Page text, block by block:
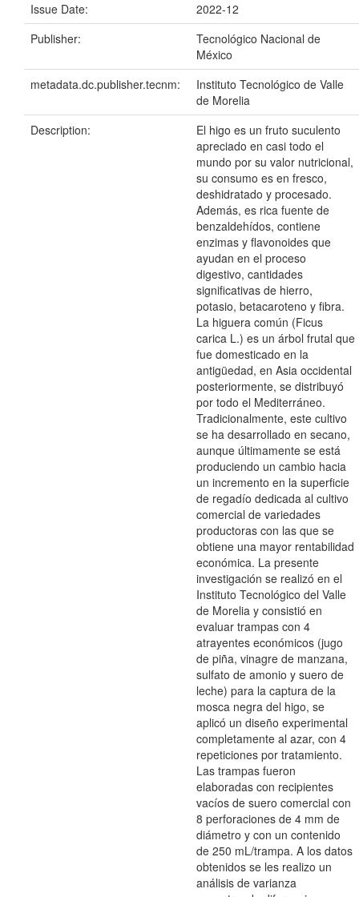
Issue Date:
2022-12
Publisher:
Tecnológico Nacional de
México
metadata.dc.publisher.tecnm:
Instituto Tecnológico de Valle
de Morelia
Description:
El higo es un fruto suculento
apreciado en casi todo el
mundo por su valor nutricional,
su consumo es en fresco,
deshidratado y procesado.
Además, es rica fuente de
benzaldehídos, contiene
enzimas y flavonoides que
ayudan en el proceso
digestivo, cantidades
significativas de hierro,
potasio, betacaroteno y fibra.
La higuera común (Ficus
carica L.) es un árbol frutal que
fue domesticado en la
antigüedad, en Asia occidental
posteriormente, se distribuyó
por todo el Mediterráneo.
Tradicionalmente, este cultivo
se ha desarrollado en secano,
aunque últimamente se está
produciendo un cambio hacia
un incremento en la superficie
de regadío dedicada al cultivo
comercial de variedades
productoras con las que se
obtiene una mayor rentabilidad
económica. La presente
investigación se realizó en el
Instituto Tecnológico del Valle
de Morelia y consistió en
evaluar trampas con 4
atrayentes económicos (jugo
de piña, vinagre de manzana,
sulfato de amonio y suero de
leche) para la captura de la
mosca negra del higo, se
aplicó un diseño experimental
completamente al azar, con 4
repeticiones por tratamiento.
Las trampas fueron
elaboradas con recipientes
vacíos de suero comercial con
8 perforaciones de 4 mm de
diámetro y con un contenido
de 250 mL/trampa. A los datos
obtenidos se les realizo un
análisis de varianza